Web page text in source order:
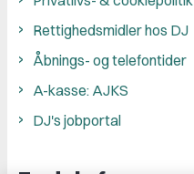
Rettighedsmidler hos DJ
Åbnings- og telefontider
A-kasse: AJKS
DJ's jobportal